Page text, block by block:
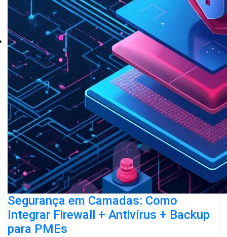
Segurança em Camadas: Como
Integrar Firewall + Antivírus + Backup
para PMEs